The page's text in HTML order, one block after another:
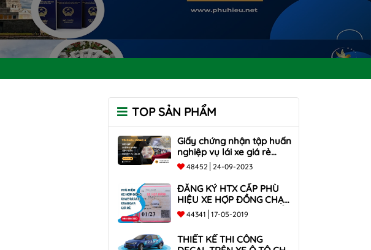
TOP SẢN PHẨM
Giấy chứng nhận tập huấn
nghiệp vụ lái xe giá rẻ
toàn quốc
48452 24-09-2023
ĐĂNG KÝ HTX CẤP PHÙ
HIỆU XE HỢP ĐỒNG CHẠY
BECAR, GRABCAR GIÁ RẺ
NHẤT
44341 17-05-2019
THIẾT KẾ THI CÔNG